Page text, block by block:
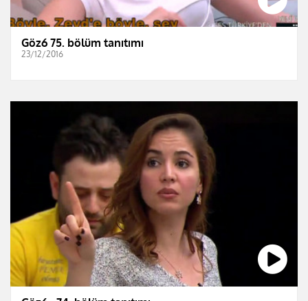
Göz6 75. bölüm tanıtımı
23/12/2016